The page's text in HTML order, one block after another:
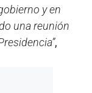
y en
una reunión
,